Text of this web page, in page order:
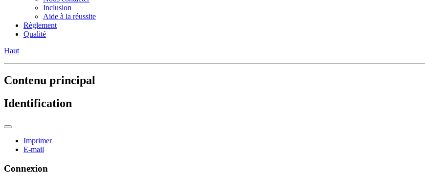
Inclusion
Aide à la réussite
Règlement
Qualité
Haut
Contenu principal
Identification
Imprimer
E-mail
Connexion